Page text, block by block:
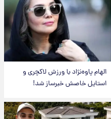
الهام پاوه‌نژاد با ورزش لاکچری و
استایل خاصش خبرساز شد!